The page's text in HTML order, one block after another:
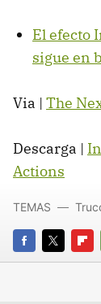
El efecto
sigue en
Via | The
Descarga |
Actions
FACEBOOK
TWITTER
TEMAS